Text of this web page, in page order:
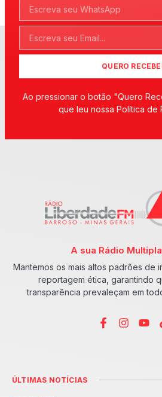
QUERO
Ao pressionar o botão "Quero
que leu nossa Política de
A sua Rádio
Mantemos os mais altos padrões de
reportagem ética, garantindo
transparência prevaleçam em
ÚLTIMAS NOTÍCIAS